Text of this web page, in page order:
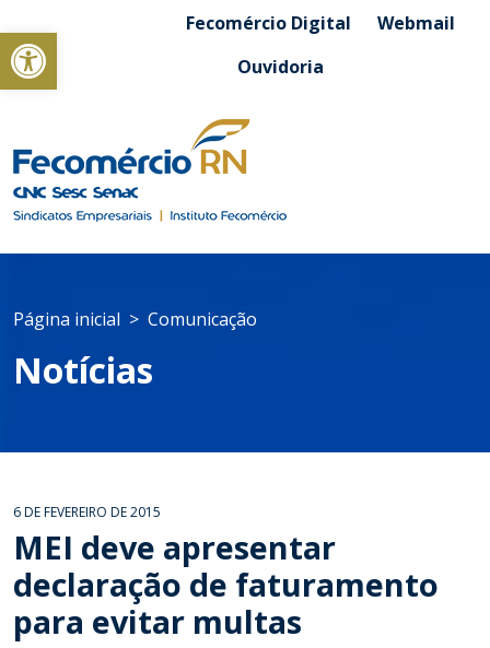
Abrir a barra de ferramentasFecomércio Digital
Webmail
Ouvidoria
Página inicial Comunicação
Notícias
6 DE FEVEREIRO DE 2015
MEI deve apresentar
declaração de faturamento
para evitar multas